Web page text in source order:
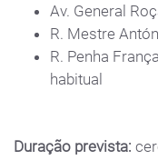
Av. General
R. Mestre
R. Penha
habitual
Duração prevista: